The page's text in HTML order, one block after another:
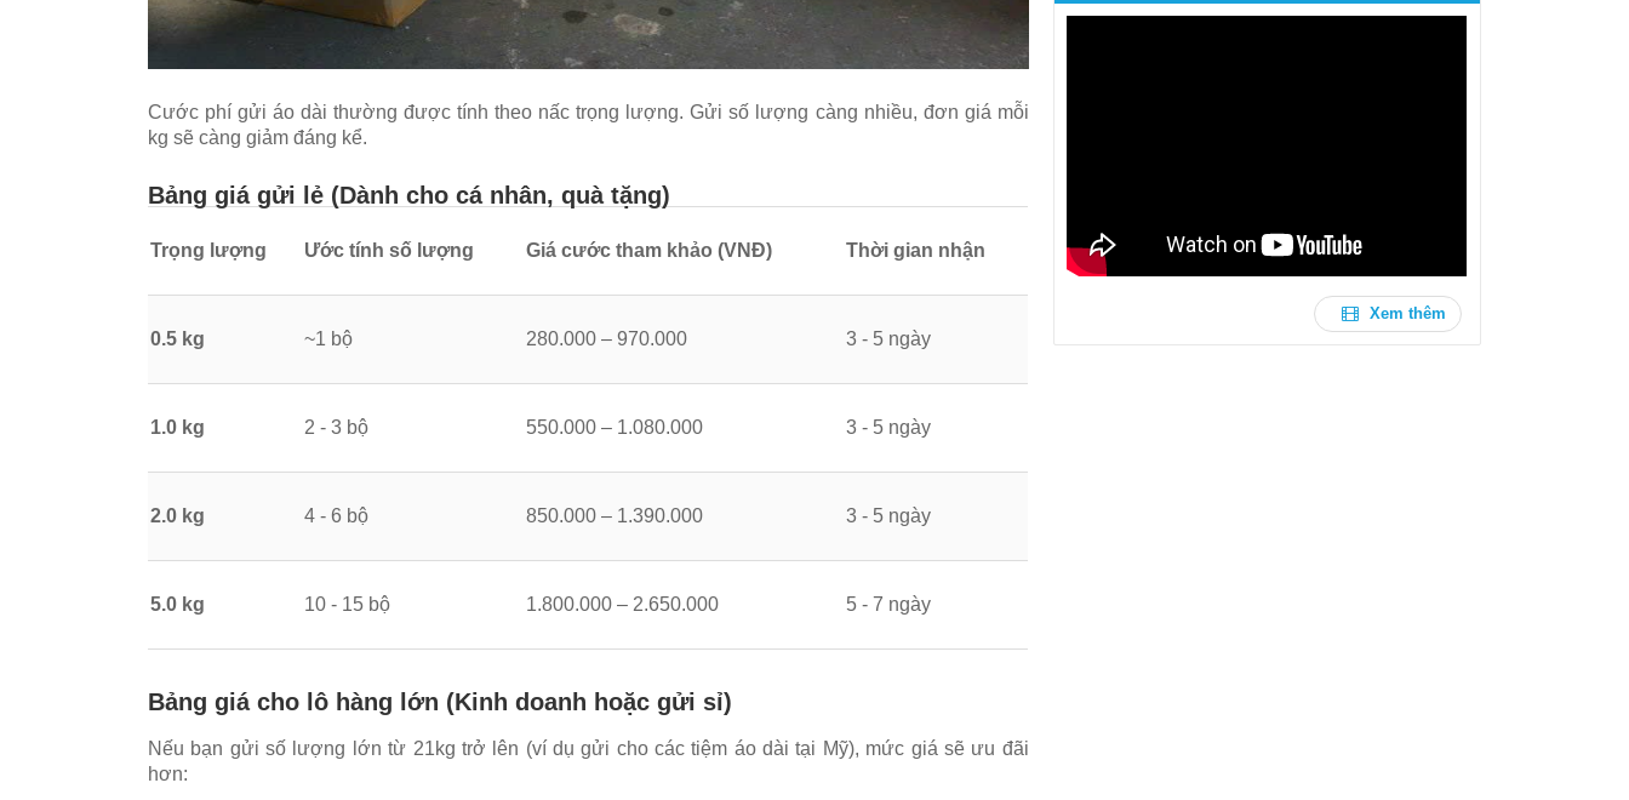
Cước phí gửi áo dài thường được tính theo nấc trọng lượng. Gửi số lượng càng nhiều, đơn giá mỗi
kg sẽ càng giảm đáng kể.
Bảng giá gửi lẻ (Dành cho cá nhân, quà tặng)
Trọng lượng Ước tính số lượng Giá cước tham khảo (VNĐ) Thời gian nhận
0.5 kg ~1 bộ 280.000 – 970.000 3 - 5 ngày
1.0 kg 2 - 3 bộ 550.000 – 1.080.000 3 - 5 ngày
2.0 kg 4 - 6 bộ 850.000 – 1.390.000 3 - 5 ngày
5.0 kg 10 - 15 bộ 1.800.000 – 2.650.000 5 - 7 ngày
Bảng giá cho lô hàng lớn (Kinh doanh hoặc gửi sỉ)
Nếu bạn gửi số lượng lớn từ 21kg trở lên (ví dụ gửi cho các tiệm áo dài tại Mỹ), mức giá sẽ ưu đãi
hơn:
Xem thêm